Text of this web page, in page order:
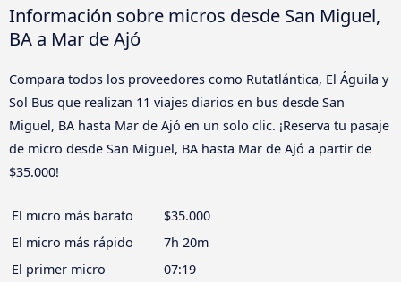
Información sobre micros desde San Miguel,
BA a Mar de Ajó
Compara todos los proveedores como Rutatlántica, El Águila y
Sol Bus que realizan 11 viajes diarios en bus desde San
Miguel, BA hasta Mar de Ajó en un solo clic. ¡Reserva tu pasaje
de micro desde San Miguel, BA hasta Mar de Ajó a partir de
$35.000!
El micro más barato
$35.000
El micro más rápido
7h 20m
El primer micro
07:19